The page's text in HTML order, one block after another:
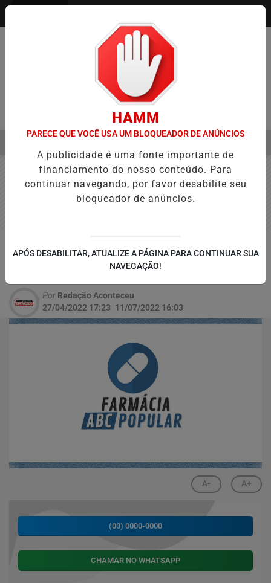
EM ALTA
FARMÁCIA
Farmácia ABC Popular
Por Redação Aconteceu
27/04/2022 17:23 11/07/2022 16:03
A- A+
(00) 0000-0000
CHAMAR NO WHATSAPP
HAMM
PARECE QUE VOCÊ USA UM BLOQUEADOR DE ANÚNCIOS
A publicidade é uma fonte importante de
financiamento do nosso conteúdo. Para
continuar navegando, por favor desabilite seu
bloqueador de anúncios.
APÓS DESABILITAR, ATUALIZE A PÁGINA PARA CONTINUAR SUA
NAVEGAÇÃO!